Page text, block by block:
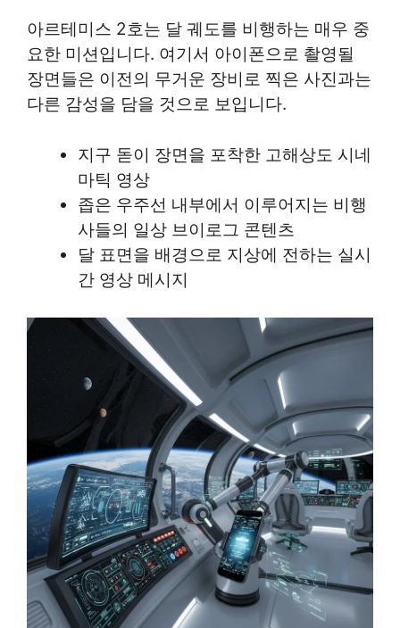
아르테미스 2호는 달 궤도를 비행하는 매우 중
요한 미션입니다. 여기서 아이폰으로 촬영될
장면들은 이전의 무거운 장비로 찍은 사진과는
다른 감성을 담을 것으로 보입니다.
지구 돋이 장면을 포착한 고해상도 시네
마틱 영상
좁은 우주선 내부에서 이루어지는 비행
사들의 일상 브이로그 콘텐츠
달 표면을 배경으로 지상에 전하는 실시
간 영상 메시지